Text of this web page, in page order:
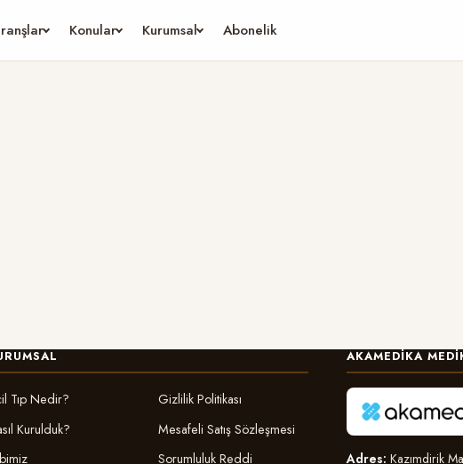
Konular Kurumsal Abonelik
Tıp Nedir?
Kurulduk?
Gizlilik Politikası
Mesafeli Satış Sözleşmesi
Sorumluluk Reddi
AKAMEDIKA
Adres: Kazımdirik